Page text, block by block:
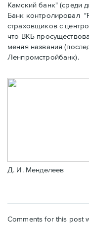
Камский банк" (среди
Банк контролировал
страховщиков с
что ВКБ
меняя названия
Ленпромстройбанк).
Д. И.
Comments for this post